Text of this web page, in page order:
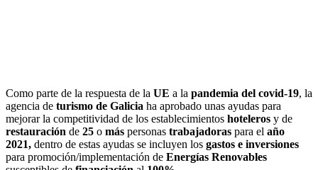
Como parte de la respuesta de la UE a la pandemia del covid-19, la
agencia de turismo de Galicia ha aprobado unas ayudas para
mejorar la competitividad de los establecimientos hoteleros y de
restauración de 25 o más personas trabajadoras para el año
2021, dentro de estas ayudas se incluyen los gastos e inversiones
para promoción/implementación de Energías Renovables